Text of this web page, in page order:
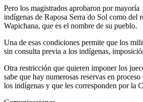
Pero los magistrados aprobaron por
indígenas de Raposa Serra do Sol como del
Wapichana, que es el nombre de su pueblo.
Una de esas condiciones permite que los
sin consulta previa a los indígenas,
Otra restricción que quieren imponer los
sabe que hay numerosas reservas en
los indígenas y que les corresponden por la